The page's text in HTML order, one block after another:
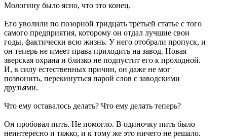
Мологину было ясно, что это конец.
Его уволили по позорной тридцать третьей статье с того
самого предприятия, которому он отдал лучшие свои
годы, фактически всю жизнь. У него отобрали пропуск, и
он теперь не имеет права приходить на завод. Новая
зверская охрана и близко не подпустит его к проходной.
И, в силу естественных причин, он даже не мог
позвонить, перекинуться парой слов с заводскими
друзьями.
Что ему оставалось делать? Что ему делать теперь?
Он пробовал пить. Не помогло. В одиночку пить было
неинтересно и тяжко, и к тому же это ничего не решало.